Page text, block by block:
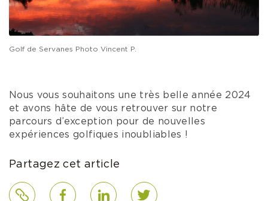
Golf de Servanes Photo Vincent P.
Nous vous souhaitons une très belle année 2024
et avons hâte de vous retrouver sur notre
parcours d’exception pour de nouvelles
expériences golfiques inoubliables !
Partagez cet article
Lien FacebookLinkedIn Twitter